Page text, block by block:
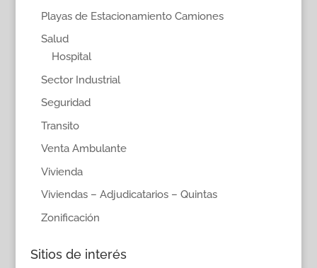
Playas de Estacionamiento Camiones
Salud
Hospital
Sector Industrial
Seguridad
Transito
Venta Ambulante
Vivienda
Viviendas – Adjudicatarios – Quintas
Zonificación
Sitios de interés